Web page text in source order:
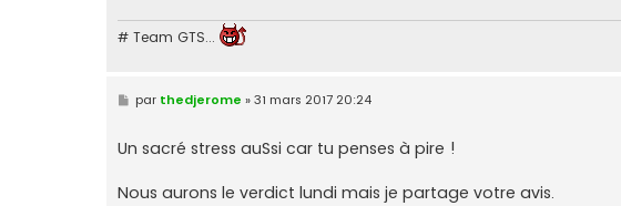
# Team GTS...
M
e
s
a
par thedjerome »31 mars 2017 20:24
Un sacré stress auSsi car tu penses à pire !
Nous aurons le verdict lundi mais je partage votre avis.